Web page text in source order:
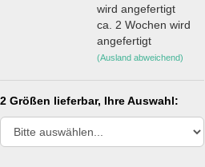
ca. 2 Wochen wird
angefertigt
(Ausland abweichend)
2 Größen lieferbar, Ihre Auswahl: